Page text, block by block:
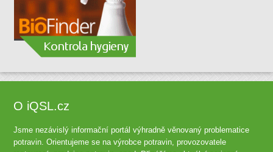
O iQSL.cz
Jsme nezávislý informační portál výhradně věnovaný problematice
potravin. Orientujeme se na výrobce potravin, provozovatele